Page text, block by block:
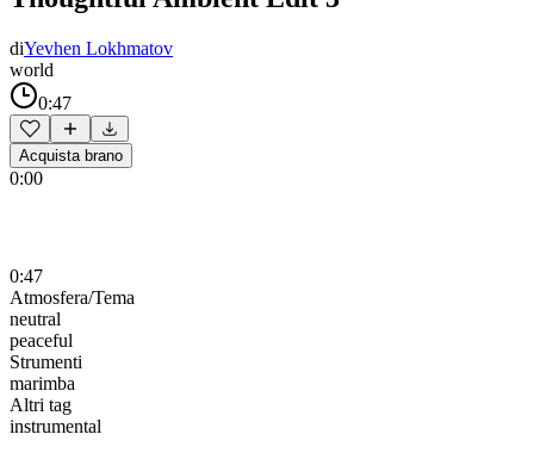
diYevhen Lokhmatov
world
0:47
Acquista brano
0:00
0:47
Atmosfera/Tema
neutral
peaceful
Strumenti
marimba
Altri tag
instrumental